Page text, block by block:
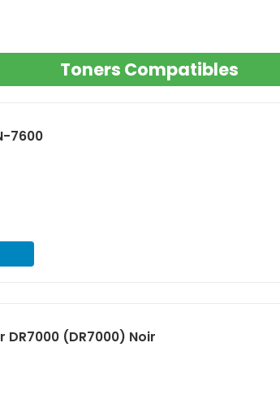
Toners Compatibles
7600
(DR7000) Noir